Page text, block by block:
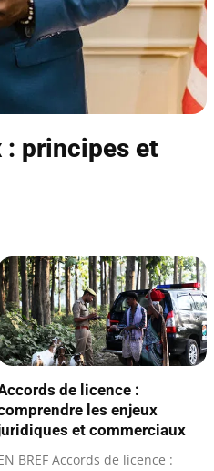
: principes et
de licence :
les enjeux
et commerciaux
BREF Accords de licence :